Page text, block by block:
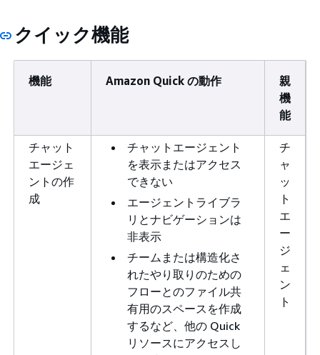
クイック機能
機能 Amazon Quick の動作
親
機
能
チャット
エージェ
ントの作
成
チャットエージェント
を表示またはアクセス
できない
エージェントライブラ
リとナビゲーションは
非表示
チームまたは構造化さ
れたやり取りのための
フローとのファイル共
有用のスペースを作成
するなど、他の Quick
リソースにアクセスし
チ
ャ
ッ
ト
エ
ー
ジ
ェ
ン
ト